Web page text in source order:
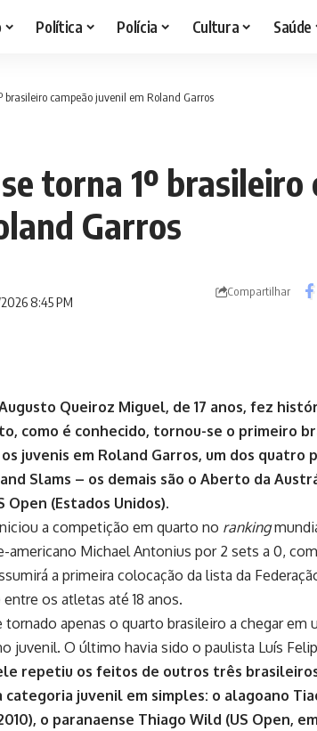
Política Polícia Cultura Saúde
brasileiro campeão juvenil em Roland Garros
torna 1º brasileiro
Garros
8:45 PM
Compartilhar
Queiroz Miguel, de 17 anos, fez
como é conhecido, tornou-se o primeiro
juvenis em Roland Garros, um dos quatro
Slams – os demais são o Aberto da
Open (Estados Unidos).
a competição em quarto no ranking
americano Michael Antonius por 2 sets a 0,
a primeira colocação da lista da
os atletas até 18 anos.
tornado apenas o quarto brasileiro a chegar em
juvenil. O último havia sido o paulista Luís
repetiu os feitos de outros três
categoria juvenil em simples: o alagoano
o paranaense Thiago Wild (US Open,